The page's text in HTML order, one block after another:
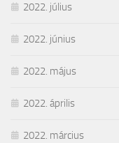
2022. július
2022. június
2022. május
2022. április
2022. március